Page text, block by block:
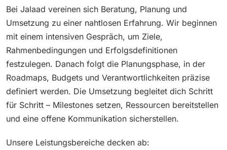
Bei Jalaad vereinen sich Beratung, Planung und
Umsetzung zu einer nahtlosen Erfahrung. Wir beginnen
mit einem intensiven Gespräch, um Ziele,
Rahmenbedingungen und Erfolgsdefinitionen
festzulegen. Danach folgt die Planungsphase, in der
Roadmaps, Budgets und Verantwortlichkeiten präzise
definiert werden. Die Umsetzung begleitet dich Schritt
für Schritt – Milestones setzen, Ressourcen bereitstellen
und eine offene Kommunikation sicherstellen.
Unsere Leistungsbereiche decken ab: